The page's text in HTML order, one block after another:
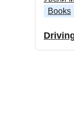
Books